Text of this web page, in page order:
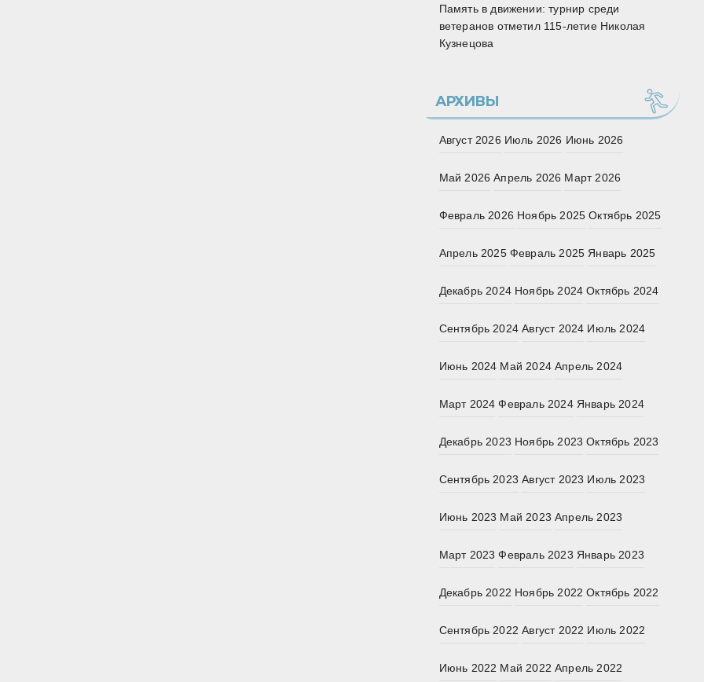
Память в движении: турнир среди
ветеранов отметил 115‑летие Николая
Кузнецова
АРХИВЫ
Август 2026 Июль 2026 Июнь 2026
Май 2026 Апрель 2026 Март 2026
Февраль 2026 Ноябрь 2025 Октябрь 2025
Апрель 2025 Февраль 2025 Январь 2025
Декабрь 2024 Ноябрь 2024 Октябрь 2024
Сентябрь 2024 Август 2024 Июль 2024
Июнь 2024 Май 2024 Апрель 2024
Март 2024 Февраль 2024 Январь 2024
Декабрь 2023 Ноябрь 2023 Октябрь 2023
Сентябрь 2023 Август 2023 Июль 2023
Июнь 2023 Май 2023 Апрель 2023
Март 2023 Февраль 2023 Январь 2023
Декабрь 2022 Ноябрь 2022 Октябрь 2022
Сентябрь 2022 Август 2022 Июль 2022
Июнь 2022 Май 2022 Апрель 2022